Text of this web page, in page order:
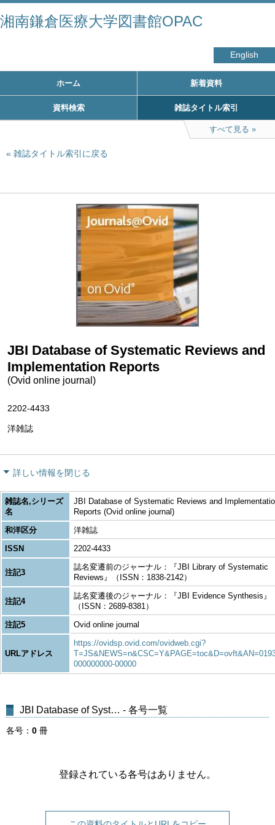
湘南鎌倉医療大学図書館OPAC
English
ホーム 新着資料
資料検索 雑誌タイトル索引
すべて見る
雑誌タイトル索引に戻る
JBI Database of Systematic Reviews and
Implementation Reports
(Ovid online journal)
2202-4433
洋雑誌
詳しい情報を閉じる
雑誌名,シリーズ
名
JBI Database of Systematic Reviews and
Reports (Ovid online journal)
和洋区分
洋雑誌
ISSN
2202-4433
注記3
誌名変遷前のジャーナル：『JBI Library of Systematic
Reviews』（ISSN：1838-2142）
注記4
誌名変遷後のジャーナル：『JBI Evidence Synthesis』
（ISSN：2689-8381）
注記5
Ovid online journal
URLアドレス
https://ovidsp.ovid.com/ovidweb.cgi?
000000000-00000
JBI Database of Syst… - 各号一覧
各号 0 冊
登録されている各号はありません。